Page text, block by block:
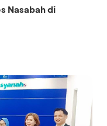
Nasabah di